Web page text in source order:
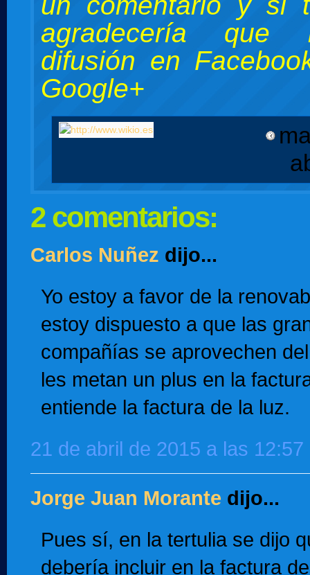
agradecería que
difusión en
Google+
2 comentarios:
Carlos Nuñez dijo...
Yo estoy a favor de la
estoy dispuesto a que las
compañías se aprovechen
les metan un plus en la
entiende la factura de la luz.
21 de abril de 2015 a las 12:57
Jorge Juan Morante dijo...
Pues sí, en la tertulia se dijo
debería incluir en la factura